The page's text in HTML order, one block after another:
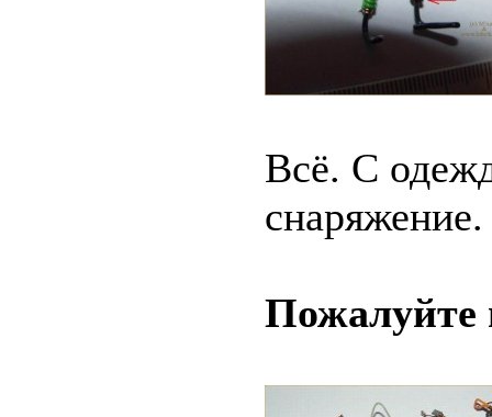
Всё. С
снаряжение.
Пожалуйте